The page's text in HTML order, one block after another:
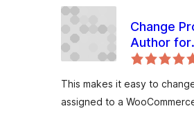
Change
Author for
This makes it easy to
assigned to a